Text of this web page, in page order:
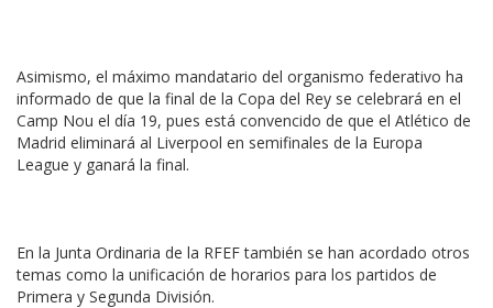
Asimismo, el máximo mandatario del organismo federativo ha
informado de que la final de la Copa del Rey se celebrará en el
Camp Nou el día 19, pues está convencido de que el Atlético de
Madrid eliminará al Liverpool en semifinales de la Europa
League y ganará la final.
En la Junta Ordinaria de la RFEF también se han acordado otros
temas como la unificación de horarios para los partidos de
Primera y Segunda División.